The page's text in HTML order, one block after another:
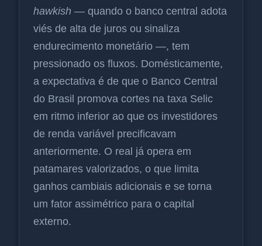
hawkish — quando o banco central adota
viés de alta de juros ou sinaliza
endurecimento monetário —, tem
pressionado os fluxos. Domésticamente,
a expectativa é de que o Banco Central
do Brasil promova cortes na taxa Selic
em ritmo inferior ao que os investidores
de renda variável precificavam
anteriormente. O real já opera em
patamares valorizados, o que limita
ganhos cambiais adicionais e se torna
um fator assimétrico para o capital
externo.